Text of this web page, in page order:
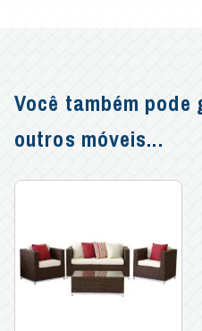
Você também
outros móveis...